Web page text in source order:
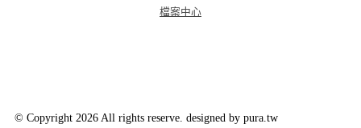
檔案中心
© Copyright 2026 All rights reserve. designed by pura.tw